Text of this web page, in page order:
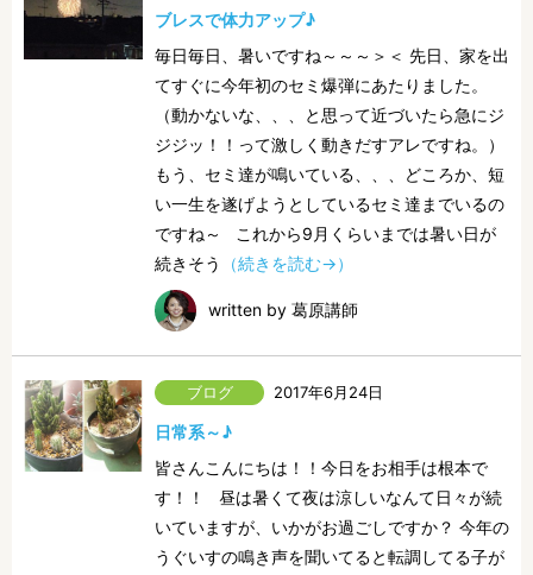
ブレスで体力アップ♪
毎日毎日、暑いですね～～～＞＜ 先日、家を出
てすぐに今年初のセミ爆弾にあたりました。
（動かないな、、、と思って近づいたら急にジ
ジジッ！！って激しく動きだすアレですね。）
もう、セミ達が鳴いている、、、どころか、短
い一生を遂げようとしているセミ達までいるの
ですね～ これから9月くらいまでは暑い日が
続きそう
（続きを読む→）
written by 葛原講師
2017年6月24日
日常系～♪
皆さんこんにちは！！今日をお相手は根本で
す！！ 昼は暑くて夜は涼しいなんて日々が続
いていますが、いかがお過ごしですか？ 今年の
うぐいすの鳴き声を聞いてると転調してる子が